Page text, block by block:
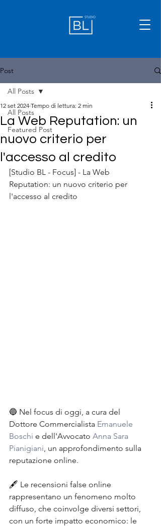
Post
All Posts
Featured Post
All Posts
La Web Reputation: un
nuovo criterio per
l'accesso al credito
12 set 2024 Tempo di lettura: 2 min
[Studio BL - Focus] - La Web
Reputation: un nuovo criterio per
l'accesso al credito
🔵 Nel focus di oggi, a cura del
Dottore Commercialista Emanuele
Boschi e dell'Avvocato Anna Sara
Pianigiani, un approfondimento sulla
reputazione online.
🖋️ Le recensioni false online
rappresentano un fenomeno molto
diffuso, che coinvolge diversi settori,
con un forte impatto economico: le